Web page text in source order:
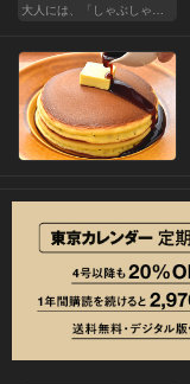
大人には、「しゃぶしゃぶ」が最近ちょうどいい